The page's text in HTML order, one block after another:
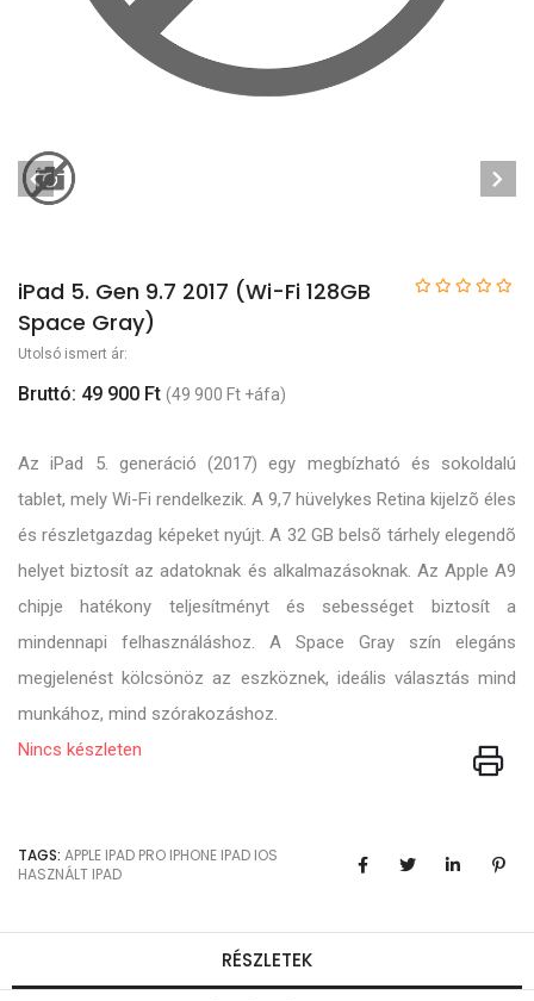
iPad 5. Gen 9.7 2017 (Wi-Fi 128GB
Space Gray)
Utolsó ismert ár:
Bruttó: 49 900 Ft (49 900 Ft +áfa)
Az iPad 5. generáció (2017) egy megbízható és sokoldalú
tablet, mely Wi-Fi rendelkezik. A 9,7 hüvelykes Retina kijelzõ éles
és részletgazdag képeket nyújt. A 32 GB belsõ tárhely elegendõ
helyet biztosít az adatoknak és alkalmazásoknak. Az Apple A9
chipje hatékony teljesítményt és sebességet biztosít a
mindennapi felhasználáshoz. A Space Gray szín elegáns
megjelenést kölcsönöz az eszköznek, ideális választás mind
munkához, mind szórakozáshoz.
Nincs készleten
TAGS: APPLE IPAD PRO IPHONE IPAD IOS
HASZNÁLT IPAD
RÉSZLETEK